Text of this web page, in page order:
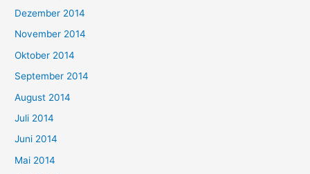
Dezember 2014
November 2014
Oktober 2014
September 2014
August 2014
Juli 2014
Juni 2014
Mai 2014